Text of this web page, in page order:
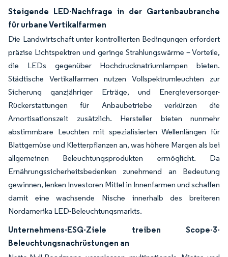
Steigende LED-Nachfrage in der Gartenbaubranche
für urbane Vertikalfarmen
Die Landwirtschaft unter kontrollierten Bedingungen erfordert
präzise Lichtspektren und geringe Strahlungswärme – Vorteile,
die LEDs gegenüber Hochdrucknatriumlampen bieten.
Städtische Vertikalfarmen nutzen Vollspektrumleuchten zur
Sicherung ganzjähriger Erträge, und Energieversorger-
Rückerstattungen für Anbaubetriebe verkürzen die
Amortisationszeit zusätzlich. Hersteller bieten nunmehr
abstimmbare Leuchten mit spezialisierten Wellenlängen für
Blattgemüse und Kletterpflanzen an, was höhere Margen als bei
allgemeinen Beleuchtungsprodukten ermöglicht. Da
Ernährungssicherheitsbedenken zunehmend an Bedeutung
gewinnen, lenken Investoren Mittel in Innenfarmen und schaffen
damit eine wachsende Nische innerhalb des breiteren
Nordamerika LED-Beleuchtungsmarkts.
Unternehmens-ESG-Ziele treiben Scope-3-
Beleuchtungsnachrüstungen an